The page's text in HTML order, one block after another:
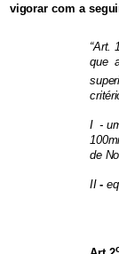
vigorar com a
“Art.
que
I -
de
II -